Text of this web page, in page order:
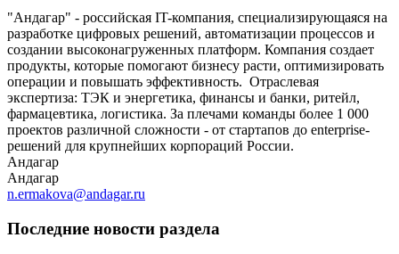
"Андагар" - российская IT-компания, специализирующаяся на
разработке цифровых решений, автоматизации процессов и
создании высоконагруженных платформ. Компания создает
продукты, которые помогают бизнесу расти, оптимизировать
операции и повышать эффективность. Отраслевая
экспертиза: ТЭК и энергетика, финансы и банки, ритейл,
фармацевтика, логистика. За плечами команды более 1 000
проектов различной сложности - от стартапов до enterprise-
решений для крупнейших корпораций России.
Андагар
Андагар
n.ermakova@andagar.ru
Последние новости раздела